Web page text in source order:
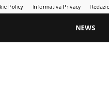
Policy Informativa Privacy
Gametimers
NEWS